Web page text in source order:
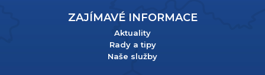
ZAJÍMAVÉ INFORMACE
Aktuality
Rady a tipy
Naše služby